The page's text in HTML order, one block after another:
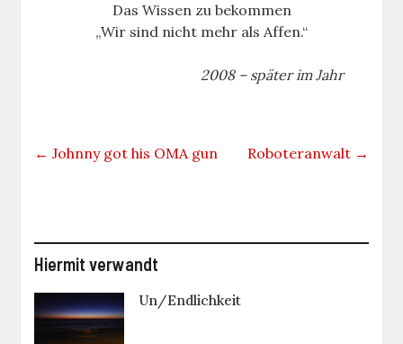
Das Wissen zu bekommen
„Wir sind nicht mehr als Affen.“
2008 – später im Jahr
← Johnny got his OMA gun Roboteranwalt →
Hiermit verwandt
Un/Endlichkeit